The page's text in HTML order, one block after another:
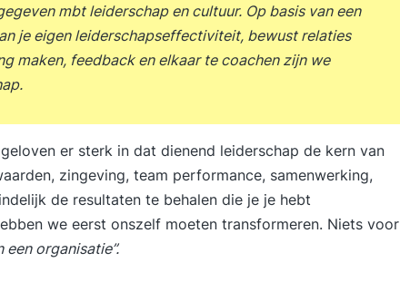
mbt leiderschap en cultuur. Op basis van een
je eigen leiderschapseffectiviteit, bewust relaties
maken, feedback en elkaar te coachen zijn we
er sterk in dat dienend leiderschap de kern van
zingeving, team performance, samenwerking,
de resultaten te behalen die je je hebt
we eerst onszelf moeten transformeren. Niets voor
een organisatie”.